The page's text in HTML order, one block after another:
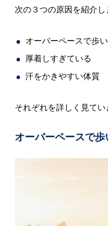
次の３つの原因を紹介し
オーバーペースで歩
厚着しすぎている
汗をかきやすい体質
それぞれを詳しく見てい
オーバーペースで歩